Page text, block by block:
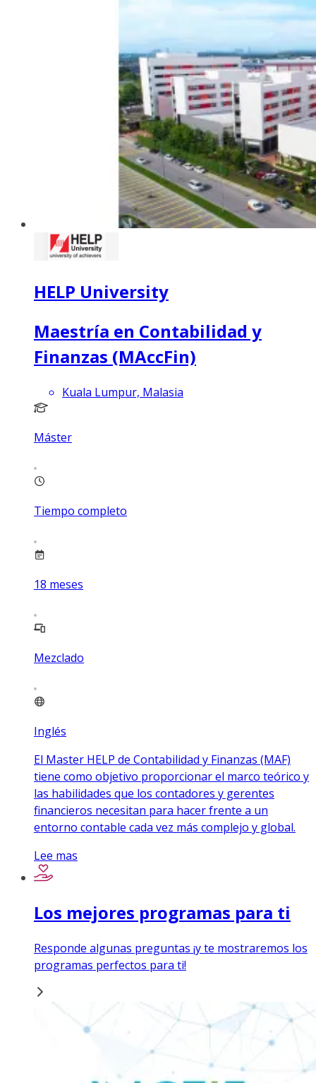
HELP University
Maestría en Contabilidad y
Finanzas (MAccFin)
Kuala Lumpur, Malasia
Máster
Tiempo completo
18 meses
Mezclado
Inglés
El Master HELP de Contabilidad y Finanzas (MAF)
tiene como objetivo proporcionar el marco teórico y
las habilidades que los contadores y gerentes
financieros necesitan para hacer frente a un
entorno contable cada vez más complejo y global.
Lee mas
Los mejores programas para ti
Responde algunas preguntas ¡y te mostraremos los
programas perfectos para ti!